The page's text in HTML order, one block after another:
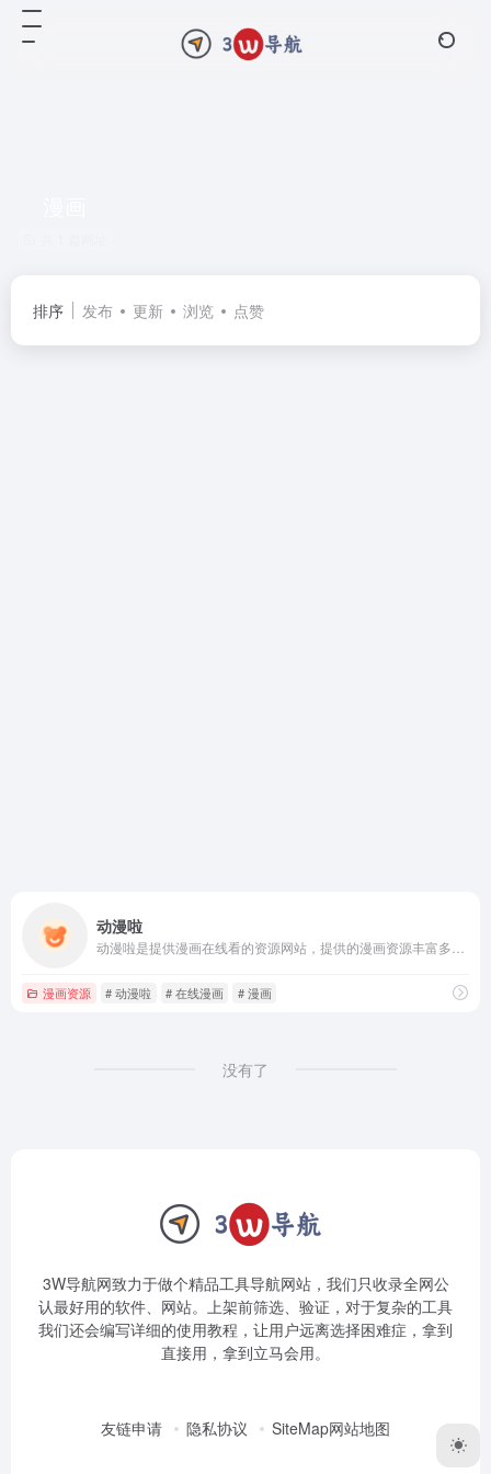
排序 发布 更新 浏览 点赞
动漫啦
漫画资源 # 动漫啦 # 在线漫画 # 漫画
没有了
3W导航网致力于做个精品工具导航网站，我们只收录全网公
认最好用的软件、网站。上架前筛选、验证，对于复杂的工具
我们还会编写详细的使用教程，让用户远离选择困难症，拿到
直接用，拿到立马会用。
友链申请 隐私协议 SiteMap网站地图